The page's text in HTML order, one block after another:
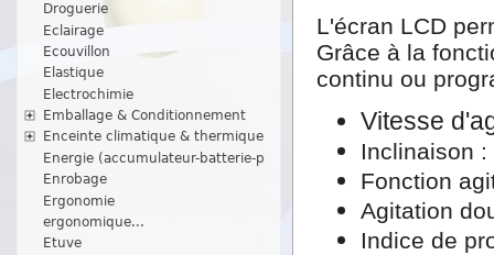
Droguerie
Eclairage
Ecouvillon
Elastique
Electrochimie
Emballage & Conditionnement
Enceinte climatique & thermique
Energie (accumulateur-batterie-p
Enrobage
Ergonomie
ergonomique...
Etuve
L'écran LCD
Grâce à la
continu ou
Vitesse
Inclinaison :
Fonction
Agitation
Indice de